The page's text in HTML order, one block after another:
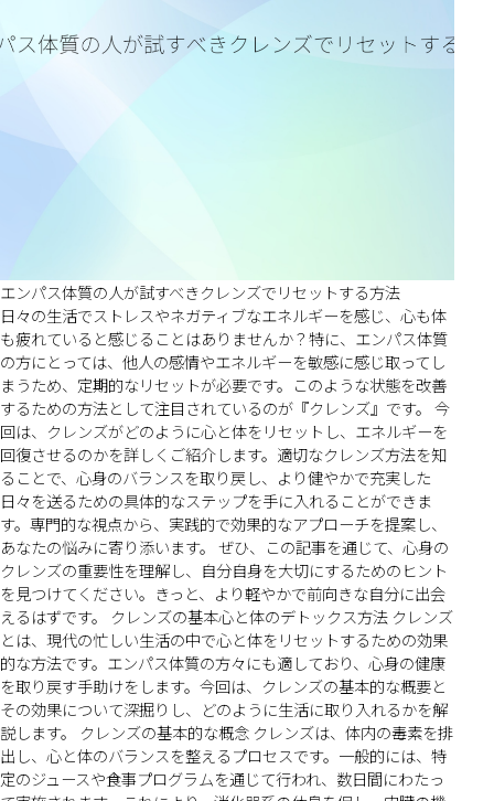
エンパス体質の人が試すべきクレンズでリセットする方法
日々の生活でストレスやネガティブなエネルギーを感じ、心も体
も疲れていると感じることはありませんか？特に、エンパス体質
の方にとっては、他人の感情やエネルギーを敏感に感じ取ってし
まうため、定期的なリセットが必要です。このような状態を改善
するための方法として注目されているのが『クレンズ』です。 今
回は、クレンズがどのように心と体をリセットし、エネルギーを
回復させるのかを詳しくご紹介します。適切なクレンズ方法を知
ることで、心身のバランスを取り戻し、より健やかで充実した
日々を送るための具体的なステップを手に入れることができま
す。専門的な視点から、実践的で効果的なアプローチを提案し、
あなたの悩みに寄り添います。 ぜひ、この記事を通じて、心身の
クレンズの重要性を理解し、自分自身を大切にするためのヒント
を見つけてください。きっと、より軽やかで前向きな自分に出会
えるはずです。 クレンズの基本心と体のデトックス方法 クレンズ
とは、現代の忙しい生活の中で心と体をリセットするための効果
的な方法です。エンパス体質の方々にも適しており、心身の健康
を取り戻す手助けをします。今回は、クレンズの基本的な概要と
その効果について深掘りし、どのように生活に取り入れるかを解
説します。 クレンズの基本的な概念 クレンズは、体内の毒素を排
出し、心と体のバランスを整えるプロセスです。一般的には、特
定のジュースや食事プログラムを通じて行われ、数日間にわたっ